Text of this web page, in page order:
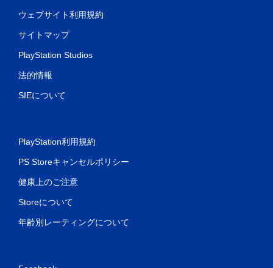
ウェブサイト利用規約
サイトマップ
PlayStation Studios
法的情報
SIEについて
PlayStation利用規約
PS Storeキャンセルポリシー
健康上のご注意
Storeについて
年齢別レーティングについて